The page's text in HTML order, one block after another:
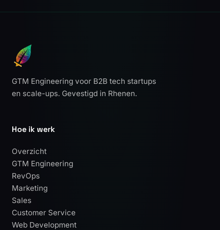
GTM Engineering voor B2B tech startups
en scale-ups. Gevestigd in Rhenen.
Hoe ik werk
Overzicht
GTM Engineering
RevOps
Marketing
Sales
Customer Service
Web Development